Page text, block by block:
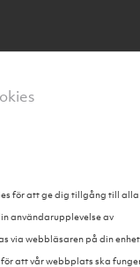
för att ge dig tillgång till alla
användarupplevelse av
via webbläsaren på din
att vår webbplats ska